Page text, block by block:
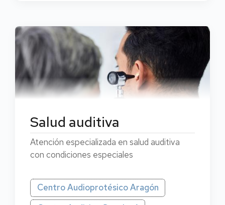
Salud auditiva
Atención especializada en salud auditiva
con condiciones especiales
Centro Audioprotésico Aragón